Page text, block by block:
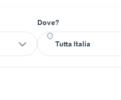
Dove?